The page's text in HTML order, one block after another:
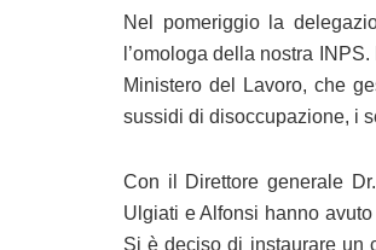
Nel pomeriggio la
l’omologa della nostra
Ministero del Lavoro, che
sussidi di disoccupazione, i
Con il Direttore generale
Ulgiati e Alfonsi hanno
Si è deciso di instaurare un